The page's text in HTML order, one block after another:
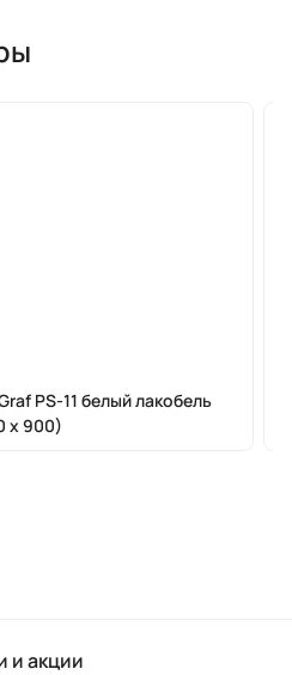
PS-11 белый лакобель
х 900)
и акции